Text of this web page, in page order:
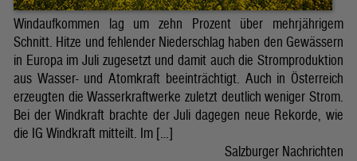
Windaufkommen lag um zehn Prozent über mehrjährigem
Schnitt. Hitze und fehlender Niederschlag haben den Gewässern
in Europa im Juli zugesetzt und damit auch die Stromproduktion
aus Wasser- und Atomkraft beeinträchtigt. Auch in Österreich
erzeugten die Wasserkraftwerke zuletzt deutlich weniger Strom.
Bei der Windkraft brachte der Juli dagegen neue Rekorde, wie
die IG Windkraft mitteilt. Im […]
Salzburger Nachrichten